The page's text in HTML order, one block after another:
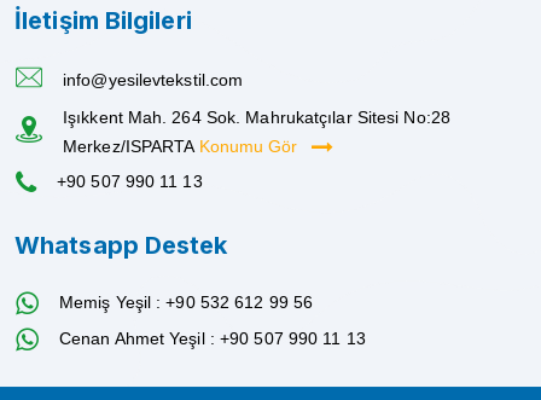
İletişim Bilgileri
info@yesilevtekstil.com
Işıkkent Mah. 264 Sok. Mahrukatçılar Sitesi No:28
Merkez/ISPARTA Konumu Gör
+90 507 990 11 13
Whatsapp Destek
Memiş Yeşil : +90 532 612 99 56
Cenan Ahmet Yeşil : +90 507 990 11 13